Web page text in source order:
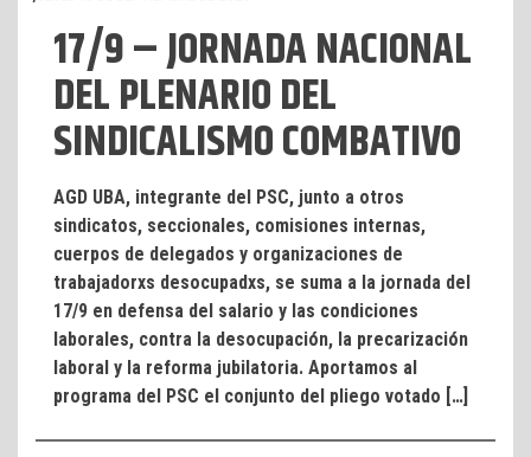
17/9 – JORNADA NACIONAL
DEL PLENARIO DEL
SINDICALISMO COMBATIVO
AGD UBA, integrante del PSC, junto a otros
sindicatos, seccionales, comisiones internas,
cuerpos de delegados y organizaciones de
trabajadorxs desocupadxs, se suma a la jornada del
17/9 en defensa del salario y las condiciones
laborales, contra la desocupación, la precarización
laboral y la reforma jubilatoria. Aportamos al
programa del PSC el conjunto del pliego votado […]